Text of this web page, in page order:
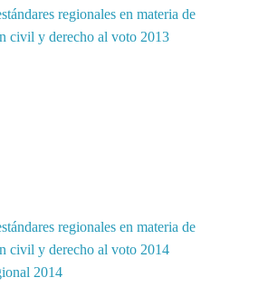
regionales en materia de
civil y derecho al voto 2013
regionales en materia de
civil y derecho al voto 2014
2014